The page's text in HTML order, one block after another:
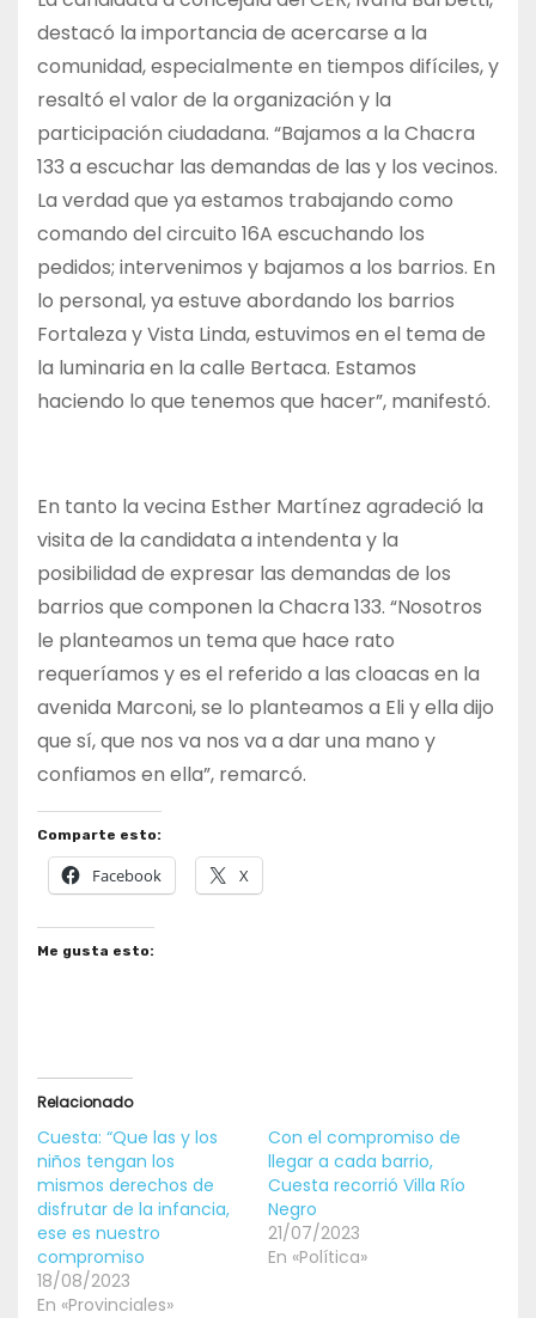
destacó la importancia de acercarse a la
comunidad, especialmente en tiempos difíciles, y
resaltó el valor de la organización y la
participación ciudadana. “Bajamos a la Chacra
133 a escuchar las demandas de las y los vecinos.
La verdad que ya estamos trabajando como
comando del circuito 16A escuchando los
pedidos; intervenimos y bajamos a los barrios. En
lo personal, ya estuve abordando los barrios
Fortaleza y Vista Linda, estuvimos en el tema de
la luminaria en la calle Bertaca. Estamos
haciendo lo que tenemos que hacer”, manifestó.
En tanto la vecina Esther Martínez agradeció la
visita de la candidata a intendenta y la
posibilidad de expresar las demandas de los
barrios que componen la Chacra 133. “Nosotros
le planteamos un tema que hace rato
requeríamos y es el referido a las cloacas en la
avenida Marconi, se lo planteamos a Eli y ella dijo
que sí, que nos va nos va a dar una mano y
confiamos en ella”, remarcó.
Comparte esto:
Facebook X
Me gusta esto:
Relacionado
Cuesta: “Que las y los
niños tengan los
mismos derechos de
disfrutar de la infancia,
ese es nuestro
compromiso
18/08/2023
En «Provinciales»
Con el compromiso de
llegar a cada barrio,
Cuesta recorrió Villa Río
Negro
21/07/2023
En «Política»